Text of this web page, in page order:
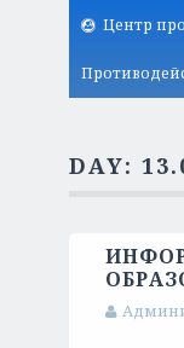
Центр
DAY: